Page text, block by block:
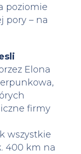
poziomie
pory – na
Elona
firmy
wszystkie
400 km na